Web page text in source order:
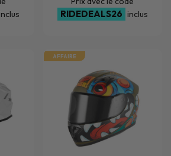
inclus RIDEDEALS26 inclus
AFFAIRE